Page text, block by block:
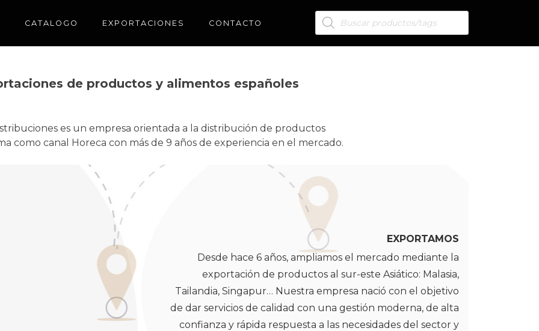
CATALOGO EXPORTACIONES CONTACTO
de productos y alimentos españoles
es un empresa orientada a la distribución de productos
como canal Horeca con más de 9 años de experiencia en el mercado.
EXPORTAMOS
Desde hace 6 años, ampliamos el mercado mediante la
exportación de productos al sur-este Asiático: Malasia,
Tailandia, Singapur… Nuestra empresa nació con el objetivo
de dar servicios de calidad con una gestión moderna, de alta
confianza y rápida respuesta a las necesidades del sector y